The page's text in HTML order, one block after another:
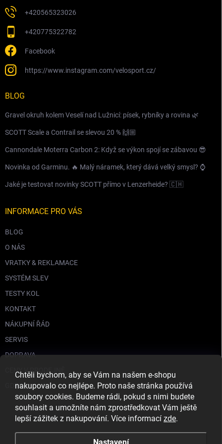
Chtěli bychom, aby se Vám na našem e-shopu
nakupovalo co nejlépe. Proto naše stránka používá
soubory cookies. Budeme rádi, pokud s nimi budete
souhlasit a umožníte nám zprostředkovat Vám ještě
lepší zážitek z nakupování. Více informací zde.
+420565323026
+420775322782
Facebook
https://www.instagram.com/velosport.cz/
BLOG
Gravel okruh kolem Veselí nad Lužnicí: písek, rybníky a rovina 🌿
SCOTT Scale a Contrail se slevou 20 % 🙌🏼
Cannondale Moterra Carbon 2: Když se výkon spojí se zábavou 😎
Novinka od Garminu. 🔥 Malý náramek, který dává velký smysl? ⌚️
Jaké je testovat novinky SCOTT přímo v Lenzerheide? 🇨🇭
INFORMACE PRO VÁS
BLOG
O NÁS
VRATKY & REKLAMACE
SYSTÉM SLEV
TESTY KOL
KONTAKT
NÁKUPNÍ ŘÁD
SERVIS
DOPRAVA
CENY V PRODEJNĚ
GDPR